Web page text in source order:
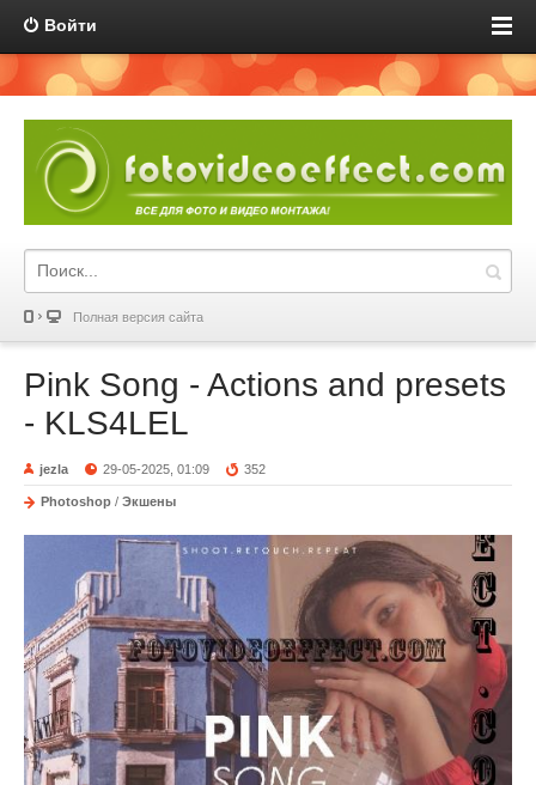
Войти
Полная версия сайта
Pink Song - Actions and presets
- KLS4LEL
jezla 29-05-2025, 01:09 352
Photoshop / Экшены